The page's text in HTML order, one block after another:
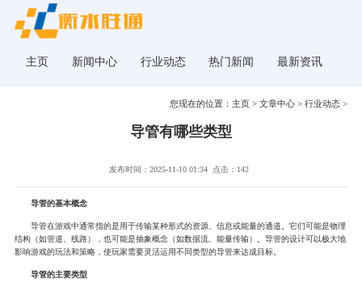
主页 新闻中心 行业动态 热门新闻 最新资讯
您现在的位置：主页 >文章中心 >行业动态 >
导管有哪些类型
发布时间：2025-11-10 01:34 点击：142
导管的基本概念
导管在游戏中通常指的是用于传输某种形式的资源、信息或能量的通道。它们可能是物理
结构（如管道、线路），也可能是抽象概念（如数据流、能量传输）。导管的设计可以极大地
影响游戏的玩法和策略，使玩家需要灵活运用不同类型的导管来达成目标。
导管的主要类型